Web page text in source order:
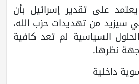
على تقدير إسرائيل بأن
سيزيد من تهديدات حزب الله،
السياسية لم تعد كافية
نظرها.
داخلية